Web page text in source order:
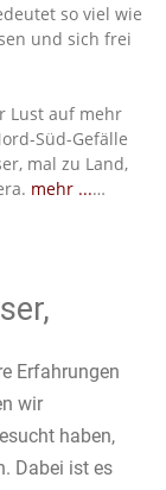
so viel wie
und sich frei
Lust auf mehr
Süd-Gefälle
mal zu Land,
mehr ...…
Erfahrungen
wir
haben,
Dabei ist es